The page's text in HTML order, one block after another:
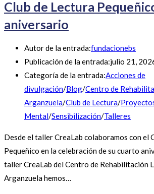
Club de Lectura
aniversario
Autor de la entrada:fundacionebs
Publicación de la entrada:julio 21,
Categoría de la entrada:Acciones de
divulgación/Blog/Centro de
Arganzuela/Club de Lectura/
Mental/Sensibilización/Talleres
Desde el taller CreaLab colaboramos con el
Pequeñico en la celebración de su cuarto
taller CreaLab del Centro de Rehabilitación
Arganzuela hemos…